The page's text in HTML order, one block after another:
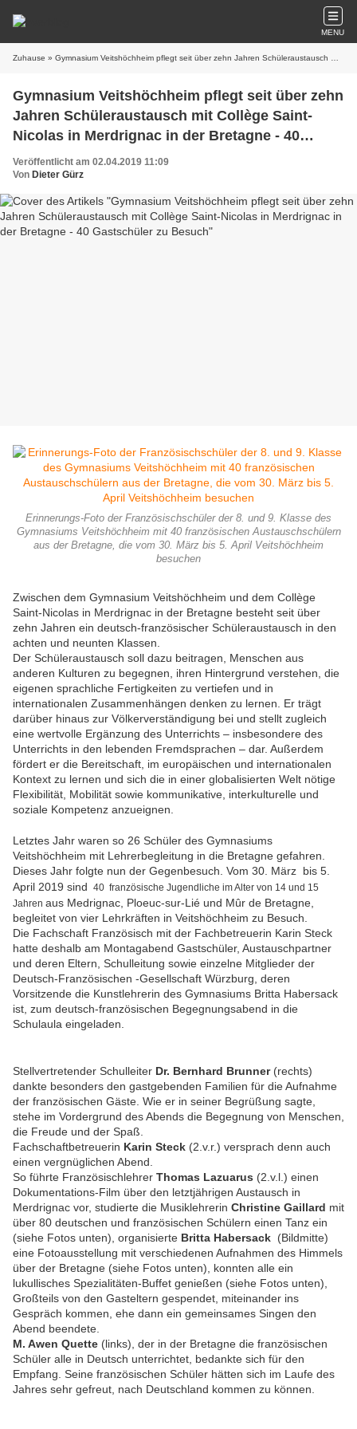
MENU
Zuhause » Gymnasium Veitshöchheim pflegt seit über zehn Jahren Schüleraustausch mit Collège Saint-Nicolas in Merdrignac in der Bretagne - 40 Gastschüler zu Besuch
Gymnasium Veitshöchheim pflegt seit über zehn
Jahren Schüleraustausch mit Collège Saint-
Nicolas in Merdrignac in der Bretagne - 40
Gastschüler zu Besuch
Veröffentlicht am 02.04.2019 11:09
Von Dieter Gürz
Erinnerungs-Foto der Französischschüler der 8. und 9. Klasse des
Gymnasiums Veitshöchheim mit 40 französischen Austauschschülern
aus der Bretagne, die vom 30. März bis 5. April Veitshöchheim
besuchen
Zwischen dem Gymnasium Veitshöchheim und dem Collège
Saint-Nicolas in Merdrignac in der Bretagne besteht seit über
zehn Jahren ein deutsch-französischer Schüleraustausch in den
achten und neunten Klassen.
Der Schüleraustausch soll dazu beitragen, Menschen aus
anderen Kulturen zu begegnen, ihren Hintergrund verstehen, die
eigenen sprachliche Fertigkeiten zu vertiefen und in
internationalen Zusammenhängen denken zu lernen. Er trägt
darüber hinaus zur Völkerverständigung bei und stellt zugleich
eine wertvolle Ergänzung des Unterrichts – insbesondere des
Unterrichts in den lebenden Fremdsprachen – dar. Außerdem
fördert er die Bereitschaft, im europäischen und internationalen
Kontext zu lernen und sich die in einer globalisierten Welt nötige
Flexibilität, Mobilität sowie kommunikative, interkulturelle und
soziale Kompetenz anzueignen.
Letztes Jahr waren so 26 Schüler des Gymnasiums
Veitshöchheim mit Lehrerbegleitung in die Bretagne gefahren.
Dieses Jahr folgte nun der Gegenbesuch. Vom 30. März bis 5.
April 2019 sind 40 französische Jugendliche im Alter von 14 und 15
Jahren aus Medrignac, Ploeuc-sur-Lié und Mûr de Bretagne,
begleitet von vier Lehrkräften in Veitshöchheim zu Besuch.
Die Fachschaft Französisch mit der Fachbetreuerin Karin Steck
hatte deshalb am Montagabend Gastschüler, Austauschpartner
und deren Eltern, Schulleitung sowie einzelne Mitglieder der
Deutsch-Französischen -Gesellschaft Würzburg, deren
Vorsitzende die Kunstlehrerin des Gymnasiums Britta Habersack
ist, zum deutsch-französischen Begegnungsabend in die
Schulaula eingeladen.
Stellvertretender Schulleiter Dr. Bernhard Brunner (rechts)
dankte besonders den gastgebenden Familien für die Aufnahme
der französischen Gäste. Wie er in seiner Begrüßung sagte,
stehe im Vordergrund des Abends die Begegnung von Menschen,
die Freude und der Spaß.
Fachschaftbetreuerin Karin Steck (2.v.r.) versprach denn auch
einen vergnüglichen Abend.
So führte Französischlehrer Thomas Lazuarus (2.v.l.) einen
Dokumentations-Film über den letztjährigen Austausch in
Merdrignac vor, studierte die Musiklehrerin Christine Gaillard mit
über 80 deutschen und französischen Schülern einen Tanz ein
(siehe Fotos unten), organisierte Britta Habersack (Bildmitte)
eine Fotoausstellung mit verschiedenen Aufnahmen des Himmels
über der Bretagne (siehe Fotos unten), konnten alle ein
lukullisches Spezialitäten-Buffet genießen (siehe Fotos unten),
Großteils von den Gasteltern gespendet, miteinander ins
Gespräch kommen, ehe dann ein gemeinsames Singen den
Abend beendete.
M. Awen Quette (links), der in der Bretagne die französischen
Schüler alle in Deutsch unterrichtet, bedankte sich für den
Empfang. Seine französischen Schüler hätten sich im Laufe des
Jahres sehr gefreut, nach Deutschland kommen zu können.